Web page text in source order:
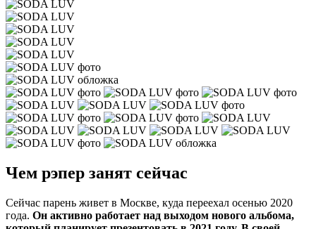
Чем рэпер занят сейчас
Сейчас парень живет в Москве, куда переехал осенью 2020
года. Он активно работает над выходом нового альбома,